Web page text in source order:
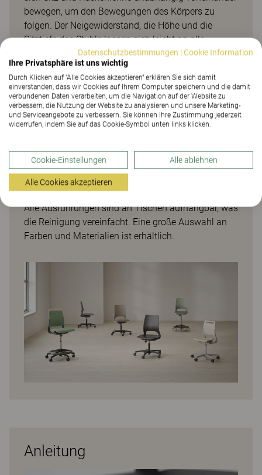
bewegen, um den Bewegungen des Körpers zu
folgen. Der Neigewiderstand, die Höhe und die
Sitztiefe des Stuhls lassen sich leicht an alle
Personen anpassen, vom größten bis zum kleinsten
Mitglied der Klasse. Für noch mehr Flexibilität ist
eine Ausführung mit Rollen erhältlich. Xact ist als
Xact Start auch in einer kleineren Version für jüngere
Kinder erhältlich. Es gibt auch eine hohe
Ausführung. Xact ist für Groß und Klein
hervorragend als Besprechungs- und
Konferenzstuhl. Das bedeutet, dass er in der
gesamten Schule verwendet werden kann, von den
Vorschulklassen bis hin zu den Personalräumen.
Alle Ausführungen sind an Tischen aufhängbar, was
die Reinigung vereinfacht. Eine große Auswahl an
Farben und Materialien ist erhältlich.
Anleitung
Datenschutzbestimmungen |Cookie Information
Ihre Privatsphäre ist uns wichtig
Durch Klicken auf "Alle Cookies akzeptieren" erklären Sie sich damit
einverstanden, dass wir Cookies auf Ihrem Computer speichern und die damit
verbundenen Daten verarbeiten, um die Navigation auf der Website zu
verbessern, die Nutzung der Website zu analysieren und unsere Marketing-
und Serviceangebote zu verbessern. Sie können Ihre Zustimmung jederzeit
widerrufen, indem Sie auf das Cookie-Symbol unten links klicken.
Cookie-Einstellungen Alle ablehnen
Alle Cookies akzeptieren